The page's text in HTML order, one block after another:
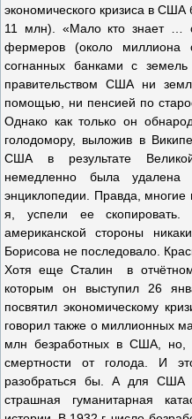
экономического кризиса в
11 млн). «Мало кто знает …
фермеров (около
согнанных банками с
правительством США ни
помощью, ни пенсией по
Однако как только он
голодомору, выложив в
США в результате
немедленно была
энциклопедии. Правда, многие
я, успели ее
американской стороны
Борисова не последовало.
Хотя еще Сталин в
которым он выступил 26
посвятил экономическому
говорил также о миллионных
млн безработных в США, но,
смертности от голода. И
разобраться бы. А для США
страшная гуманитарная